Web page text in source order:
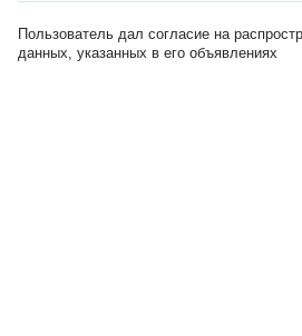
Пользователь дал согласие на
данных, указанных в его объявлениях